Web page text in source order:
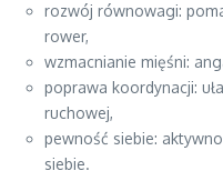
rozwój równowagi:
rower,
wzmacnianie mięśni:
poprawa koordynacji:
ruchowej,
pewność siebie:
siebie.